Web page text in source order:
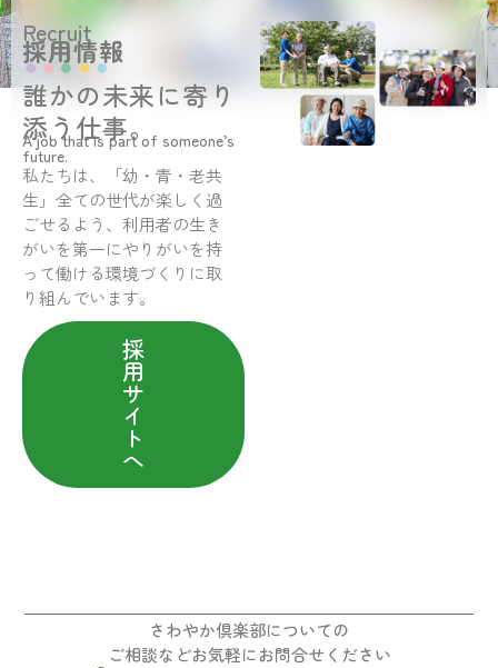
Recruit
採用情報
誰かの未来に寄り
添う仕事。
A job that is part of someone’s
future.
私たちは、「幼・青・老共
生」全ての世代が楽しく過
ごせるよう、利用者の生き
がいを第一にやりがいを持
って働ける環境づくりに取
り組んでいます。
採
用
サ
イ
ト
へ
さわやか倶楽部についての
ご相談などお気軽にお問合せください